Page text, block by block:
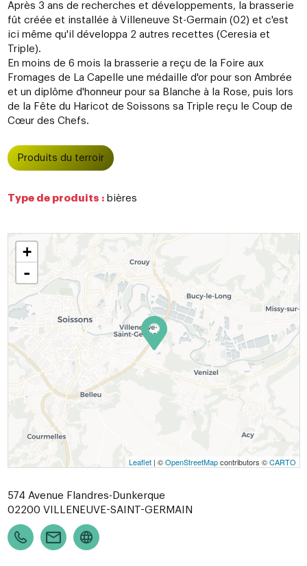
Après 3 ans de recherches et développements, la brasserie
fût créée et installée à Villeneuve St-Germain (02) et c'est
ici même qu'il développa 2 autres recettes (Ceresia et
Triple).
En moins de 6 mois la brasserie a reçu de la Foire aux
Fromages de La Capelle une médaille d'or pour son Ambrée
et un diplôme d'honneur pour sa Blanche à la Rose, puis lors
de la Fête du Haricot de Soissons sa Triple reçu le Coup de
Cœur des Chefs.
Produits du terroir
Type de produits :bières
+
-
Leaflet| ©OpenStreetMapcontributors ©CARTO
574 Avenue Flandres-Dunkerque
02200 VILLENEUVE-SAINT-GERMAIN